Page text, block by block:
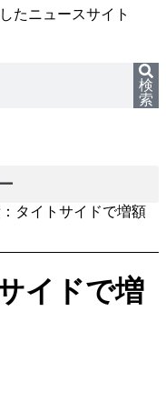
たニュースサイト
検
索
タイトサイドで増額
イドで増